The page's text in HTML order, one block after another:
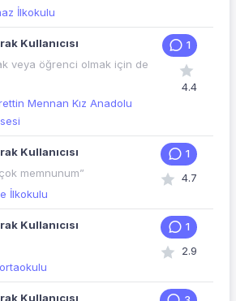
İlkokulu
Kullanıcısı
veya öğrenci olmak için de
Mennan Kız Anadolu
1
4.4
Kullanıcısı
memnunum”
İlkokulu
1
4.7
Kullanıcısı
1
2.9
Kullanıcısı